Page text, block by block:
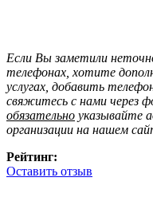
Если Вы заметили
телефонах, хотите
услугах, добавить
свяжитесь с нами через
обязательно указывайте
организации на нашем
Рейтинг:
Оставить отзыв